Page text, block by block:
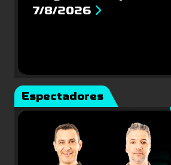
7/8/2026
Espectadores